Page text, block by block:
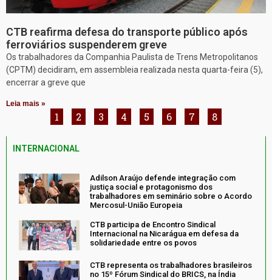
CTB reafirma defesa do transporte público após
ferroviários suspenderem greve
Os trabalhadores da Companhia Paulista de Trens Metropolitanos
(CPTM) decidiram, em assembleia realizada nesta quarta-feira (5),
encerrar a greve que
Leia mais »
1 2 3 4 5 6 7 8
INTERNACIONAL
Adilson Araújo defende integração com
justiça social e protagonismo dos
trabalhadores em seminário sobre o Acordo
Mercosul-União Europeia
CTB participa de Encontro Sindical
Internacional na Nicarágua em defesa da
solidariedade entre os povos
CTB representa os trabalhadores brasileiros
no 15º Fórum Sindical do BRICS, na Índia